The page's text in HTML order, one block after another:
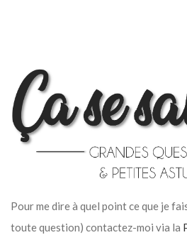
Pour me dire à quel point ce que je
toute question) contactez-moi via la